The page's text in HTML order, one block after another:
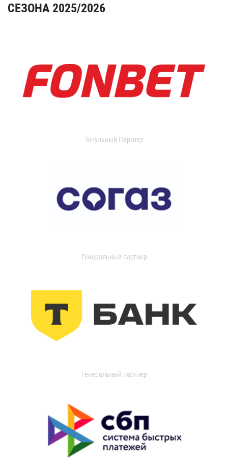
СЕЗОНА 2025/2026
Титульный Партнер
Генеральный партнер
Генеральный партнер